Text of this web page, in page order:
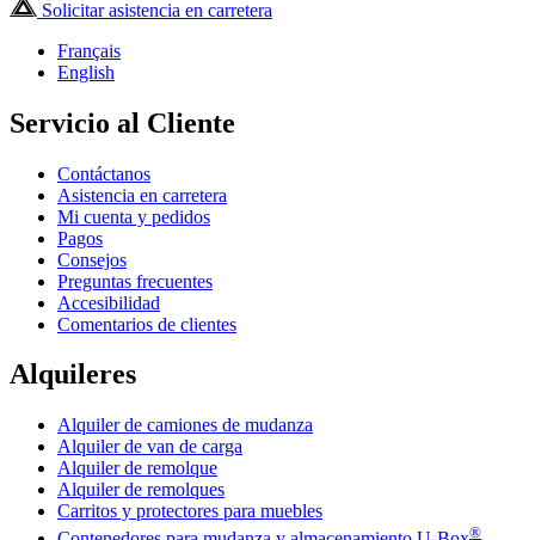
Solicitar asistencia en carretera
Français
English
Servicio al Cliente
Contáctanos
Asistencia en carretera
Mi cuenta y pedidos
Pagos
Consejos
Preguntas frecuentes
Accesibilidad
Comentarios de clientes
Alquileres
Alquiler de camiones de mudanza
Alquiler de van de carga
Alquiler de remolque
Alquiler de remolques
Carritos y protectores para muebles
®